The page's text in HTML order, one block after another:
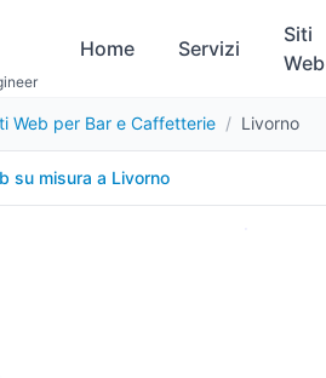
Home Servizi
Siti
Web
Web per Bar e Caffetterie / Livorno
su misura a Livorno